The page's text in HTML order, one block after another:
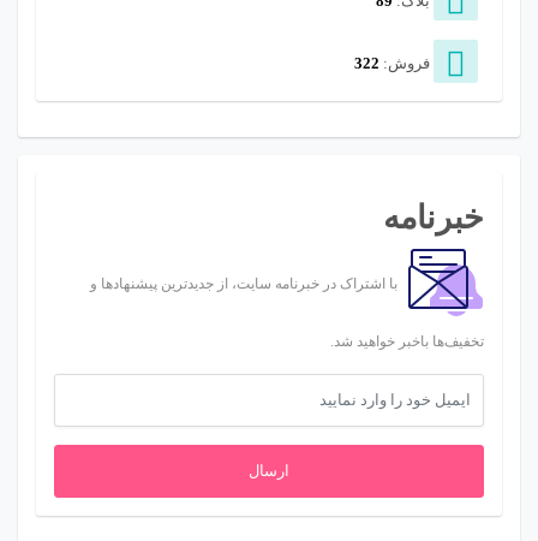
فروش: 322
خبرنامه
با اشتراک در خبرنامه سایت، از جدیدترین پیشنهادها و
تخفیف‌ها باخبر خواهید شد.
ارسال